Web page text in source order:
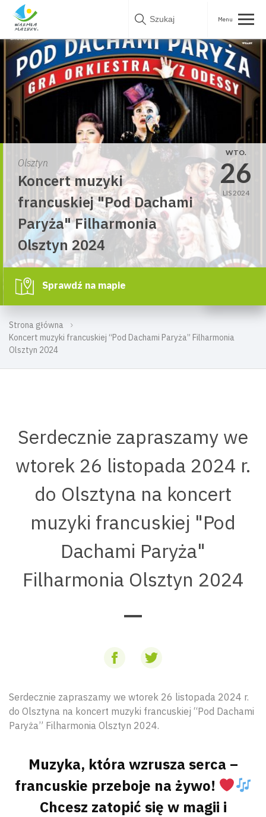
Skip
Strona główna
Koncert muzyki francuskiej “Pod Dachami Paryża” Filharmonia
Olsztyn 2024
Olsztyn
Koncert muzyki
francuskiej "Pod Dachami
Paryża" Filharmonia
Olsztyn 2024
WTO.
26
LIS 2024
Sprawdź na mapie
Serdecznie zapraszamy we
wtorek 26 listopada 2024 r.
do Olsztyna na koncert
muzyki francuskiej "Pod
Dachami Paryża"
Filharmonia Olsztyn 2024
Serdecznie zapraszamy we wtorek 26 listopada 2024 r.
do Olsztyna na koncert muzyki francuskiej “Pod Dachami
Paryża” Filharmonia Olsztyn 2024.
Muzyka, która wzrusza serca –
francuskie przeboje na żywo!
Chcesz zatopić się w magii i